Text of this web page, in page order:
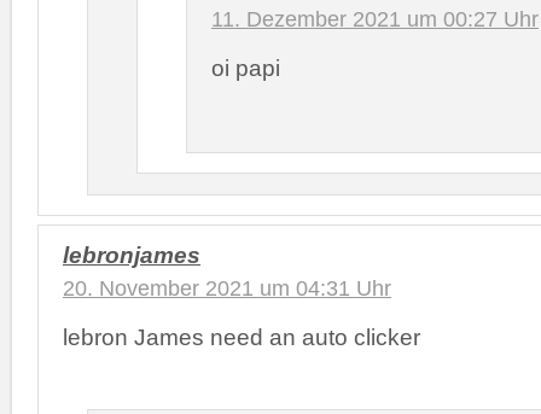
11. Dezember 2021 um 00:27 Uhr
oi papi
lebronjames
20. November 2021 um 04:31 Uhr
lebron James need an auto clicker